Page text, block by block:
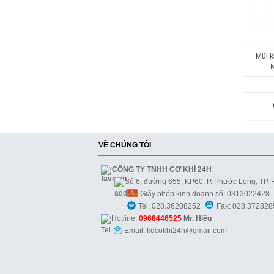
Mũi
VỀ CHÚNG TÔI
CÔNG TY TNHH CƠ KHÍ 24H
Số 6, đường 655, KP60, P. Phước Long, TP.
Giấy phép kinh doanh số: 0313022428
Tel: 028.36208252
Fax:
Hotline: 0968446525 Mr. Hiếu
Email: kdcokhi24h@gmail.com